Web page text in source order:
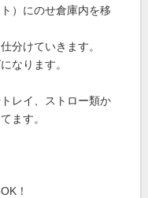
）にのせ倉庫内を移
分けていきます。
なります。
レイ、ストロー類か
ます。
！